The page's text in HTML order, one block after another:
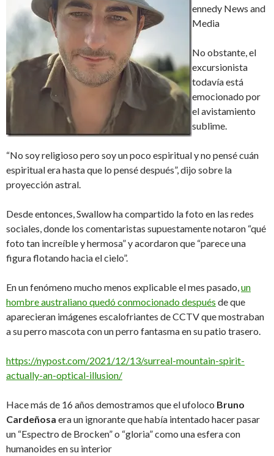
ennedy News and
Media
No obstante, el
excursionista
todavía está
emocionado por
el avistamiento
sublime.
“No soy religioso pero soy un poco espiritual y no pensé cuán
espiritual era hasta que lo pensé después”, dijo sobre la
proyección astral.
Desde entonces, Swallow ha compartido la foto en las redes
sociales, donde los comentaristas supuestamente notaron “qué
foto tan increíble y hermosa” y acordaron que “parece una
figura flotando hacia el cielo”.
En un fenómeno mucho menos explicable el mes pasado, un
hombre australiano quedó conmocionado después de que
aparecieran imágenes escalofriantes de CCTV que mostraban
a su perro mascota con un perro fantasma en su patio trasero.
https://nypost.com/2021/12/13/surreal-mountain-spirit-
actually-an-optical-illusion/
Hace más de 16 años demostramos que el ufoloco Bruno
Cardeñosa era un ignorante que había intentado hacer pasar
un “Espectro de Brocken” o “gloria” como una esfera con
humanoides en su interior